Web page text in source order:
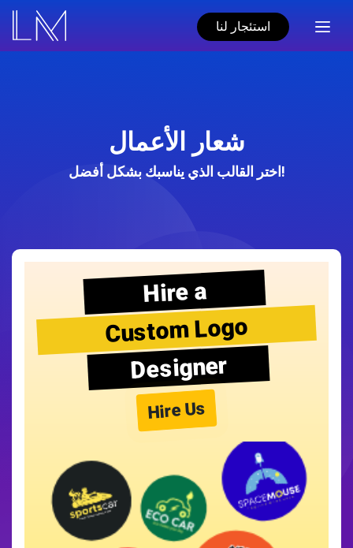
استئجار لنا
شعار الأعمال
اختر القالب الذي يناسبك بشكل أفضل!
Hire a
Custom Logo
Designer
Hire Us